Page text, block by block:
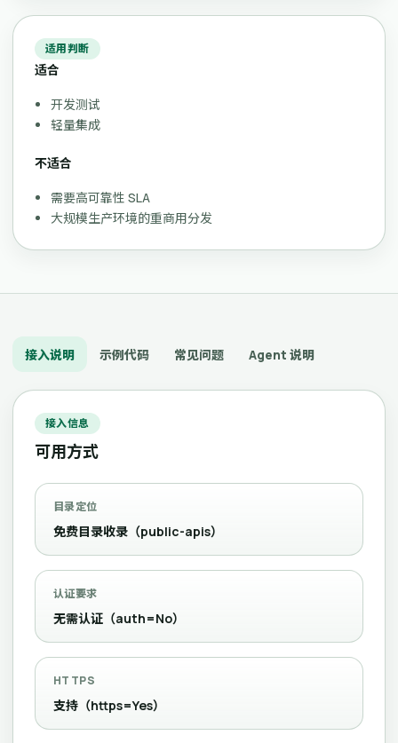
适用判断
适合
开发测试
轻量集成
不适合
需要高可靠性 SLA
大规模生产环境的重商用分发
接入说明 示例代码 常见问题 Agent 说明
接入信息
可用方式
目录定位
免费目录收录（public-apis）
认证要求
无需认证（auth=No）
HTTPS
支持（https=Yes）